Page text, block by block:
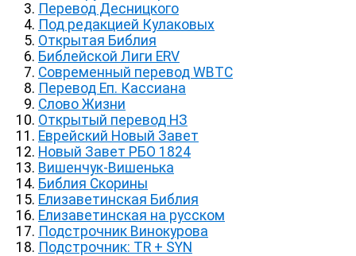
Перевод Десницкого
Под редакцией Кулаковых
Открытая Библия
Библейской Лиги ERV
Cовременный перевод WBTC
Перевод Еп. Кассиана
Слово Жизни
Открытый перевод НЗ
Еврейский Новый Завет
Новый Завет РБО 1824
Вишенчук-Вишенька
Библия Скорины
Елизаветинская Библия
Елизаветинская на русском
Подстрочник Винокурова
Подстрочник: TR + SYN